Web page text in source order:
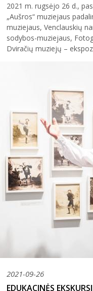
2021 m. rugsėjo 26 d.,
„Aušros“ muziejaus
muziejaus, Venclauskių
sodybos-muziejaus,
Dviračių muziejų –
2021-09-26
EDUKACINĖS